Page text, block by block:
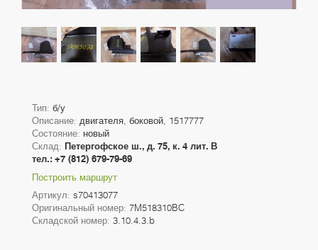
Тип: б/у
Описание: двигателя, боковой, 1517777
Состояние: новый
Склад: Петергофское ш., д. 75, к. 4 лит. В
тел.: +7 (812) 679-79-69
Построить маршрут
Артикул: s70413077
Оригинальный номер: 7M518310BC
Складской номер: 3.10.4.3.b